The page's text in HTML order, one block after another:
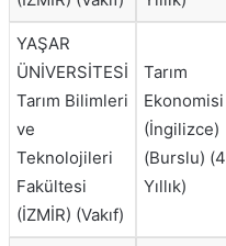
YAŞAR
ÜNİVERSİTESİ
Tarım Bilimleri
ve
Teknolojileri
Fakültesi
(İZMİR) (Vakıf)
Tarım
Ekonomisi
(İngilizce)
(Burslu) (4
Yıllık)